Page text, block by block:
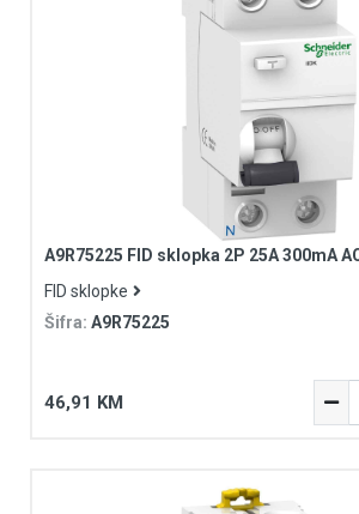
A9R75225 FID sklopka 2P 25A 300mA
FID sklopke
Šifra: A9R75225
46,91 KM